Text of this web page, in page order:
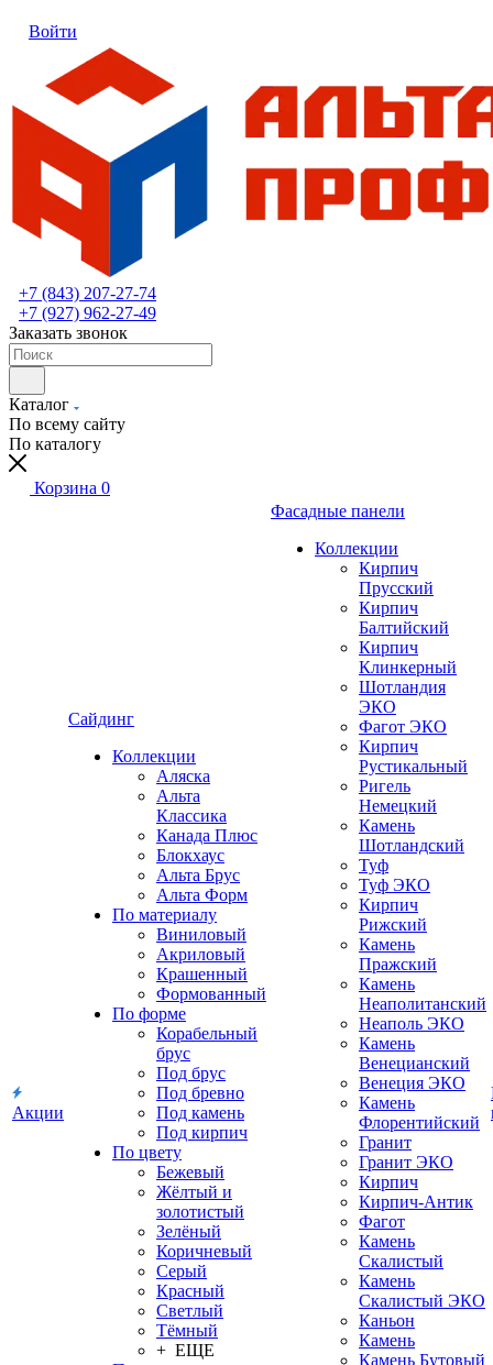
Войти
+7 (843) 207-27-74
+7 (927) 962-27-49
Заказать звонок
Каталог
По всему сайту
По каталогу
Корзина 0
Акции
Сайдинг
Коллекции
Аляска
Альта
Классика
Канада Плюс
Блокхаус
Альта Брус
Альта Форм
По материалу
Виниловый
Акриловый
Крашенный
Формованный
По форме
Корабельный
брус
Под брус
Под бревно
Под камень
Под кирпич
По цвету
Бежевый
Жёлтый и
золотистый
Зелёный
Коричневый
Серый
Красный
Светлый
Тёмный
+ ЕЩЕ
Фасадные панели
Коллекции
Кирпич
Прусский
Кирпич
Балтийский
Кирпич
Клинкерный
Шотландия
ЭКО
Фагот ЭКО
Кирпич
Рустикальный
Ригель
Немецкий
Камень
Шотландский
Туф
Туф ЭКО
Кирпич
Рижский
Камень
Пражский
Камень
Неаполитанский
Неаполь ЭКО
Камень
Венецианский
Венеция ЭКО
Камень
Флорентийский
Гранит
Гранит ЭКО
Кирпич
Кирпич-Антик
Фагот
Камень
Скалистый
Камень
Скалистый ЭКО
Каньон
Камень
Камень Бутовый